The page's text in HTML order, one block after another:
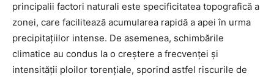
principalii factori naturali este specificitatea topografică a
zonei, care facilitează acumularea rapidă a apei în urma
precipitațiilor intense. De asemenea, schimbările
climatice au condus la o creștere a frecvenței și
intensității ploilor torențiale, sporind astfel riscurile de